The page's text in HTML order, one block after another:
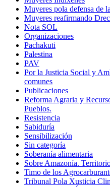
Muyeres pola defensa de
Muyeres reafirmando
Nota SOL
Organizaciones
Pachakuti
Palestina
PAV
Por la Justicia Social y
comunes
Publicaciones
Reforma Agraria y
Pueblos.
Resistencia
Sabiduría
Sensibilización
Sin categoría
Soberanía alimentaria
Sobre Amazonía.
Timo de los
Tribunal Pola Xusticia